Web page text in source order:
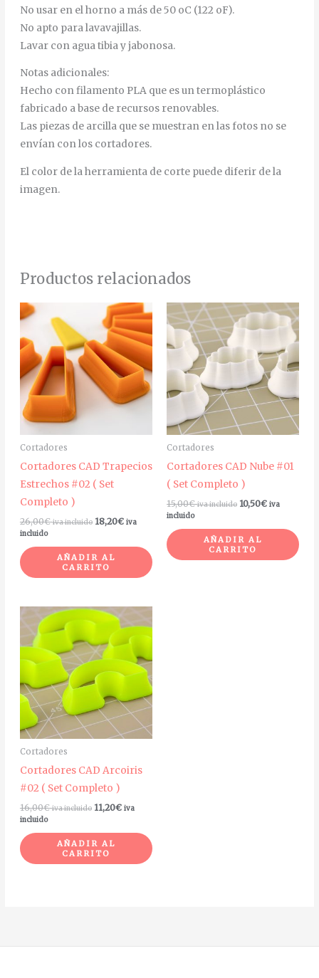
No usar en el horno a más de 50 oC (122 oF).
No apto para lavavajillas.
Lavar con agua tibia y jabonosa.
Notas adicionales:
Hecho con filamento PLA que es un termoplástico
fabricado a base de recursos renovables.
Las piezas de arcilla que se muestran en las fotos no se
envían con los cortadores.
El color de la herramienta de corte puede diferir de la
imagen.
Productos relacionados
Cortadores
Cortadores CAD Trapecios
Estrechos #02 ( Set
Completo )
26,00€ iva incluido 18,20€ iva
incluido
AÑADIR AL
CARRITO
Cortadores
Cortadores CAD Nube #01
( Set Completo )
15,00€ iva incluido 10,50€ iva
incluido
AÑADIR AL
CARRITO
Cortadores
Cortadores CAD Arcoiris
#02 ( Set Completo )
16,00€ iva incluido 11,20€ iva
incluido
AÑADIR AL
CARRITO